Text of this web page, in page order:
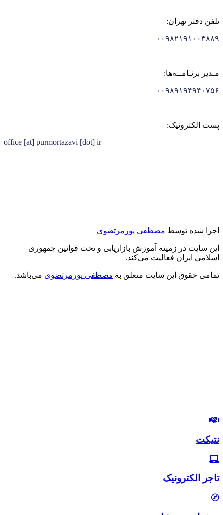
تلفن دفتر تهران:
۰۰۹۸۲۱۹۱۰۰۳۸۸۹
مـدیر برنـامــه‌ها:
۰۰۹۸۹۱۹۴۹۴۰۷۵۶
پست الکترونیک:
office [at] purmortazavi [dot] ir
اجرا شده توسط مصطفی پورمرتضوی
این سایت در زمینه آموزش بازاریابی و تحت قوانین جمهوری
اسلامی ایران فعالیت می‌کند.
تمامی حقوق این سایت متعلق به مصطفی پورمرتضوی می‌باشد.
نتیکت
تاجر الکترونیک